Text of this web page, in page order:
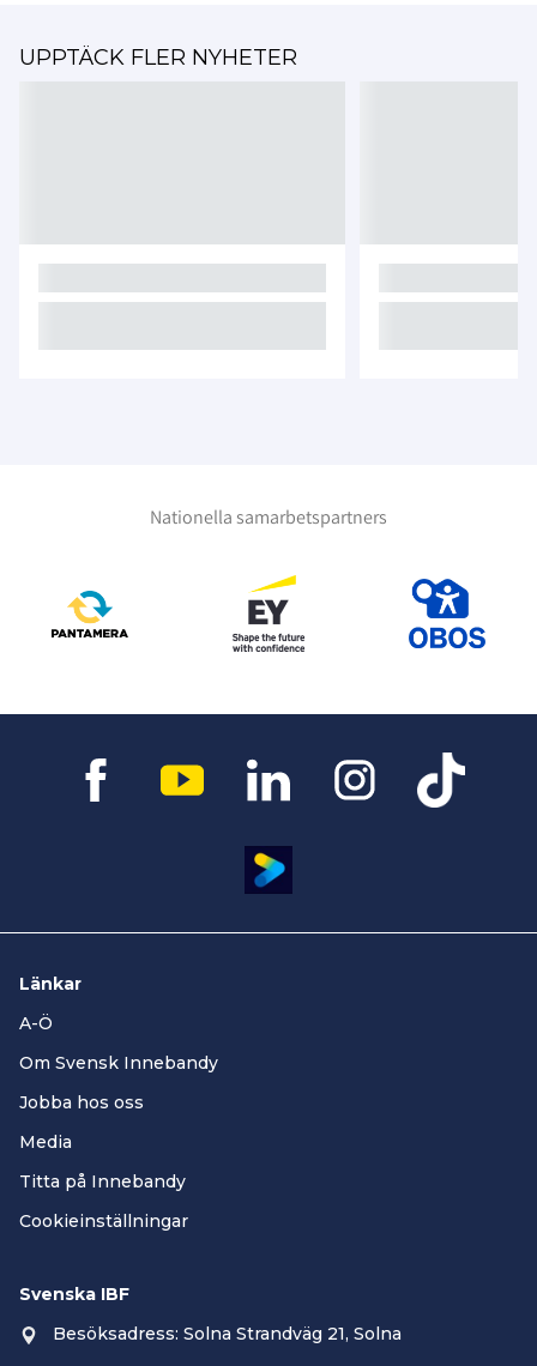
UPPTÄCK FLER NYHETER
Nationella samarbetspartners
Länkar
A-Ö
Om Svensk Innebandy
Jobba hos oss
Media
Titta på Innebandy
Cookieinställningar
Svenska IBF
Besöksadress: Solna Strandväg 21, Solna